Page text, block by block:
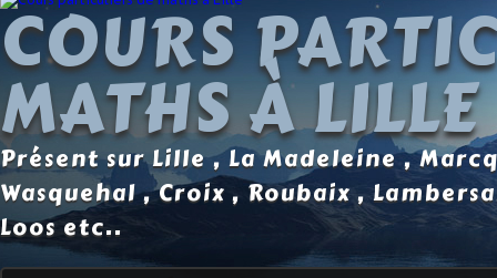
COURS
MATHS À LILLE
Présent sur Lille , La Madeleine ,
Wasquehal , Croix , Roubaix ,
Loos etc..